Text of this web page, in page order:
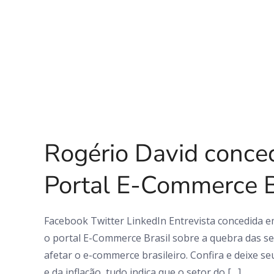
Rogério David
Portal E-Commerce
Facebook Twitter LinkedIn Entrevista concedida
o portal E-Commerce Brasil sobre a quebra das
afetar o e-commerce brasileiro. Confira e deixe